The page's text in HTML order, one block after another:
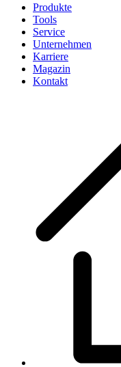
Produkte
Tools
Service
Unternehmen
Karriere
Magazin
Kontakt